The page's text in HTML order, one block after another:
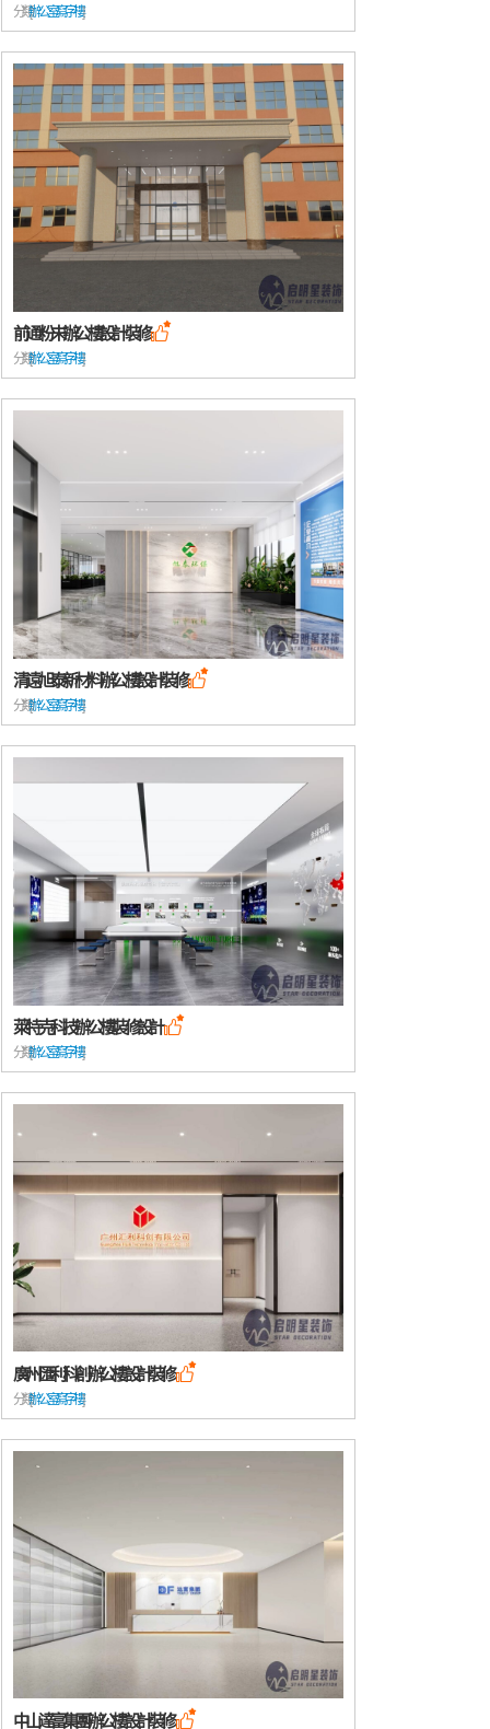
分類: [辦公室/寫字樓
前通粉末辦公樓設計裝修
分類: [辦公室/寫字樓
清遠旭泰新材料辦公樓設計裝修
分類: [辦公室/寫字樓
萊特克科技辦公樓裝修設計
分類: [辦公室/寫字樓
廣州匯利科創辦公樓設計裝修
分類: [辦公室/寫字樓
中山達富集團辦公樓設計裝修